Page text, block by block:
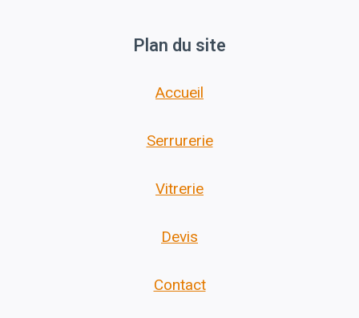
Plan du site
Accueil
Serrurerie
Vitrerie
Devis
Contact